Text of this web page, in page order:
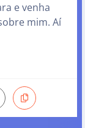
e venha
mim. Aí